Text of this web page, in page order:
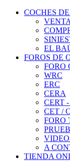
COCHES
EL
FOROS DE
FORO
WRC
ERC
CERA
CERT
CET /
FORO
A
TIENDA